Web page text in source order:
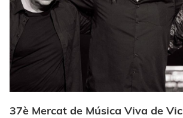
37è Mercat de Música Viva de Vic